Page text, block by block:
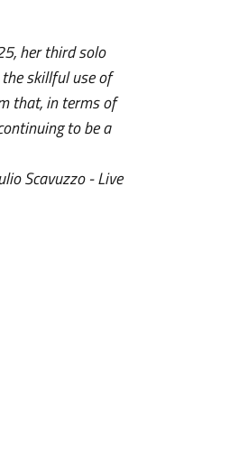
her third solo
skillful use of
that, in terms of
to be a
Scavuzzo - Live